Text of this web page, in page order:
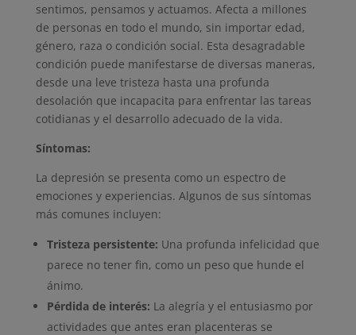
sentimos, pensamos y actuamos. Afecta a millones
de personas en todo el mundo, sin importar edad,
género, raza o condición social. Esta desagradable
condición puede manifestarse de diversas maneras,
desde una leve tristeza hasta una profunda
desolación que incapacita para enfrentar las tareas
cotidianas y el desarrollo adecuado de la vida.
Síntomas:
La depresión se presenta como un espectro de
emociones y experiencias. Algunos de sus síntomas
más comunes incluyen:
Tristeza persistente: Una profunda infelicidad que
parece no tener fin, como un peso que hunde el
ánimo.
Pérdida de interés: La alegría y el entusiasmo por
actividades que antes eran placenteras se